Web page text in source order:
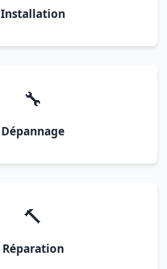
Installation
🔧
Dépannage
🔨
Réparation